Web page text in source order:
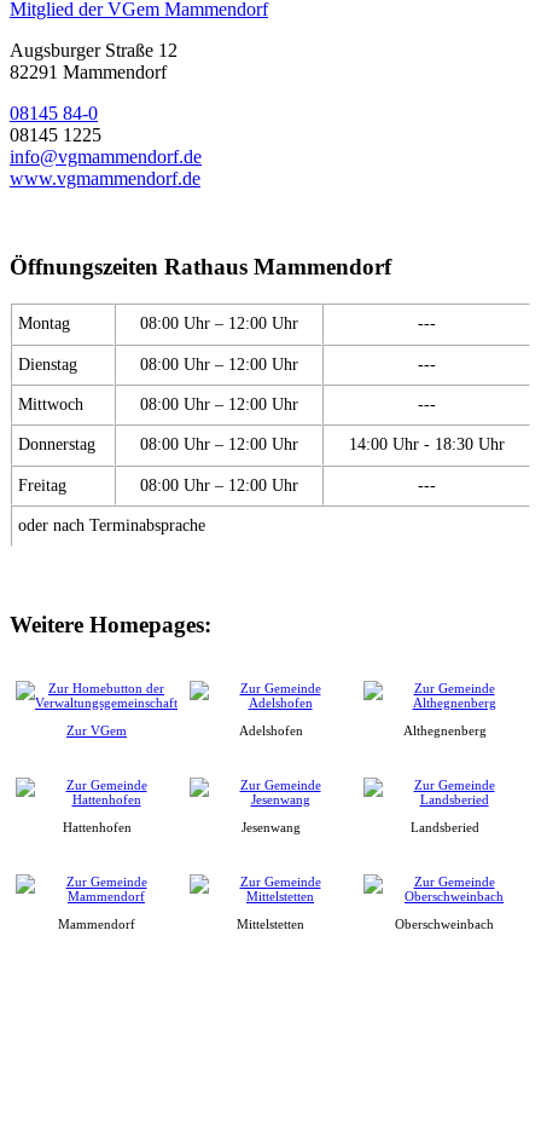
Mitglied der VGem Mammendorf
Augsburger Straße 12
82291 Mammendorf
08145 84-0
08145 1225
info@vgmammendorf.de
www.vgmammendorf.de
Öffnungszeiten Rathaus Mammendorf
Montag 08:00 Uhr – 12:00 Uhr ---
Dienstag 08:00 Uhr – 12:00 Uhr ---
Mittwoch 08:00 Uhr – 12:00 Uhr ---
Donnerstag 08:00 Uhr – 12:00 Uhr 14:00 Uhr - 18:30 Uhr
Freitag 08:00 Uhr – 12:00 Uhr ---
oder nach Terminabsprache
Weitere Homepages:
Zur VGem Adelshofen Althegnenberg
Hattenhofen Jesenwang Landsberied
Mammendorf Mittelstetten Oberschweinbach